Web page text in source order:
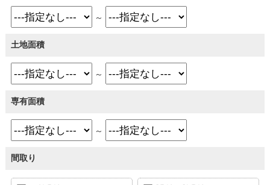
～
土地面積
～
専有面積
～
間取り